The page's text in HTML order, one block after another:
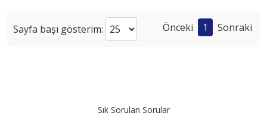
Sayfa başı gösterim: Önceki 1 Sonraki
Sık Sorulan Sorular